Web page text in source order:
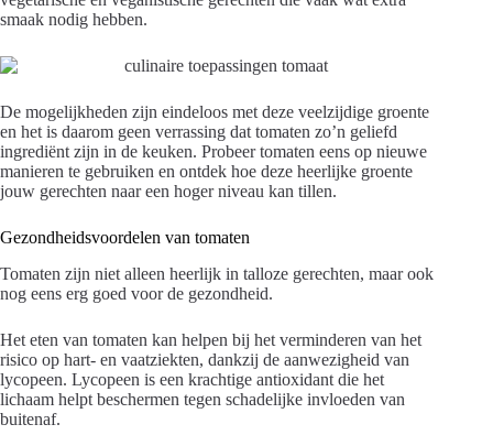
smaak nodig hebben.
De mogelijkheden zijn eindeloos met deze veelzijdige groente
en het is daarom geen verrassing dat tomaten zo’n geliefd
ingrediënt zijn in de keuken. Probeer tomaten eens op nieuwe
manieren te gebruiken en ontdek hoe deze heerlijke groente
jouw gerechten naar een hoger niveau kan tillen.
Gezondheidsvoordelen van tomaten
Tomaten zijn niet alleen heerlijk in talloze gerechten, maar ook
nog eens erg goed voor de gezondheid.
Het eten van tomaten kan helpen bij het verminderen van het
risico op hart- en vaatziekten, dankzij de aanwezigheid van
lycopeen. Lycopeen is een krachtige antioxidant die het
lichaam helpt beschermen tegen schadelijke invloeden van
buitenaf.